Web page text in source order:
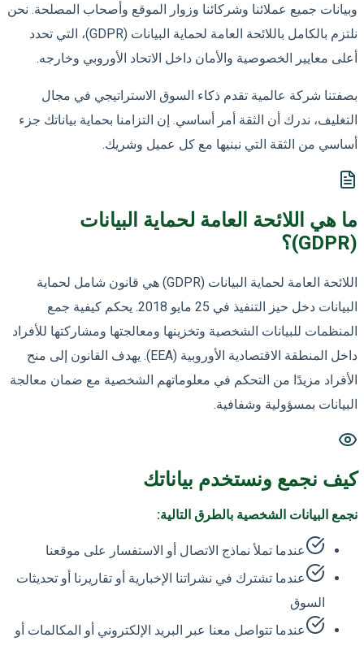
وبيانات جميع عملائنا وشركائنا وزوار الموقع وأصحاب المصلحة. نحن
نلتزم بالكامل باللائحة العامة لحماية البيانات (GDPR)، التي تحدد
أعلى معايير الخصوصية والأمان داخل الاتحاد الأوروبي وخارجه.
بصفتنا شركة عالمية تقدم ذكاء السوق الاستراتيجي في مجال
التغليف، ندرك أن الثقة أمر أساسي. إن التزامنا بحماية بياناتك جزء
أساسي من الثقة التي نبنيها مع كل عميل وشريك.
ما هي اللائحة العامة لحماية البيانات
(GDPR)؟
اللائحة العامة لحماية البيانات (GDPR) هي قانون شامل لحماية
البيانات دخل حيز التنفيذ في 25 مايو 2018. يحكم كيفية جمع
المنظمات للبيانات الشخصية وتخزينها ومعالجتها ومشاركتها للأفراد
داخل المنطقة الاقتصادية الأوروبية (EEA). يهدف القانون إلى منح
الأفراد مزيدًا من التحكم في معلوماتهم الشخصية مع ضمان معالجة
البيانات بمسؤولية وشفافية.
كيف نجمع ونستخدم بياناتك
نجمع البيانات الشخصية بالطرق التالية:
عندما تملأ نماذج الاتصال أو الاستفسار على موقعنا
عندما تشترك في نشراتنا الإخبارية أو تقاريرنا أو تحديثات
السوق
عندما تتواصل معنا عبر البريد الإلكتروني أو المكالمات أو